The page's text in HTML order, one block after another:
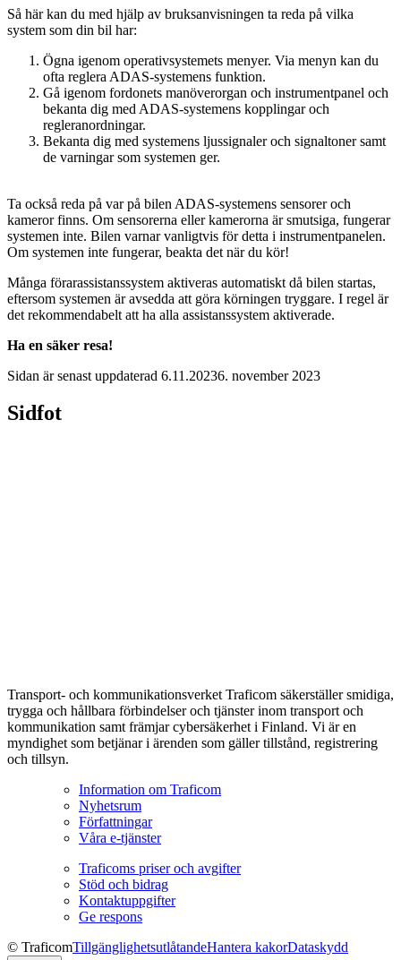
Så här kan du med hjälp av bruksanvisningen ta reda på vilka
system som din bil har:
Ögna igenom operativsystemets menyer. Via menyn kan du
ofta reglera ADAS-systemens funktion.
Gå igenom fordonets manöverorgan och instrumentpanel och
bekanta dig med ADAS-systemens kopplingar och
regleranordningar.
Bekanta dig med systemens ljussignaler och signaltoner samt
de varningar som systemen ger.
Ta också reda på var på bilen ADAS-systemens sensorer och
kameror finns. Om sensorerna eller kamerorna är smutsiga, fungerar
systemen inte. Bilen varnar vanligtvis för detta i instrumentpanelen.
Om systemen inte fungerar, beakta det när du kör!
Många förarassistanssystem aktiveras automatiskt då bilen startas,
eftersom systemen är avsedda att göra körningen tryggare. I regel är
det rekommendabelt att ha alla assistanssystem aktiverade.
Ha en säker resa!
Sidan är senast uppdaterad 6.11.20236. november 2023
Sidfot
Transport- och kommunikationsverket Traficom säkerställer smidiga,
trygga och hållbara förbindelser och tjänster inom transport och
kommunikation samt främjar cybersäkerhet i Finland. Vi är en
myndighet som betjänar i ärenden som gäller tillstånd, registrering
och tillsyn.
Information om Traficom
Nyhetsrum
Författningar
Våra e-tjänster
Traficoms priser och avgifter
Stöd och bidrag
Kontaktuppgifter
Ge respons
© TraficomTillgänglighetsutlåtandeHantera kakorDataskydd